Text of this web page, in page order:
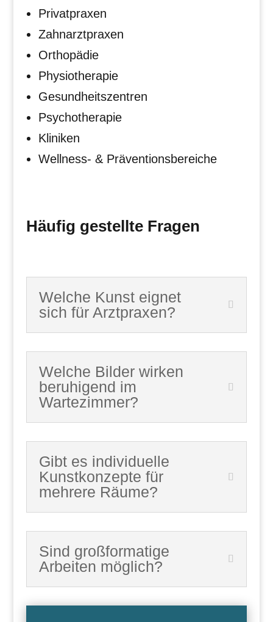
Privatpraxen
Zahnarztpraxen
Orthopädie
Physiotherapie
Gesundheitszentren
Psychotherapie
Kliniken
Wellness- & Präventionsbereiche
Häufig gestellte Fragen
Welche Kunst eignet
sich für Arztpraxen?
Welche Bilder wirken
beruhigend im
Wartezimmer?
Gibt es individuelle
Kunstkonzepte für
mehrere Räume?
Sind großformatige
Arbeiten möglich?